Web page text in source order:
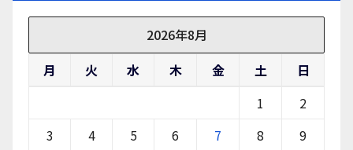
2026年8月
月
火 水 木 金 土
日
1
2
3
4 5 6 7 8
9